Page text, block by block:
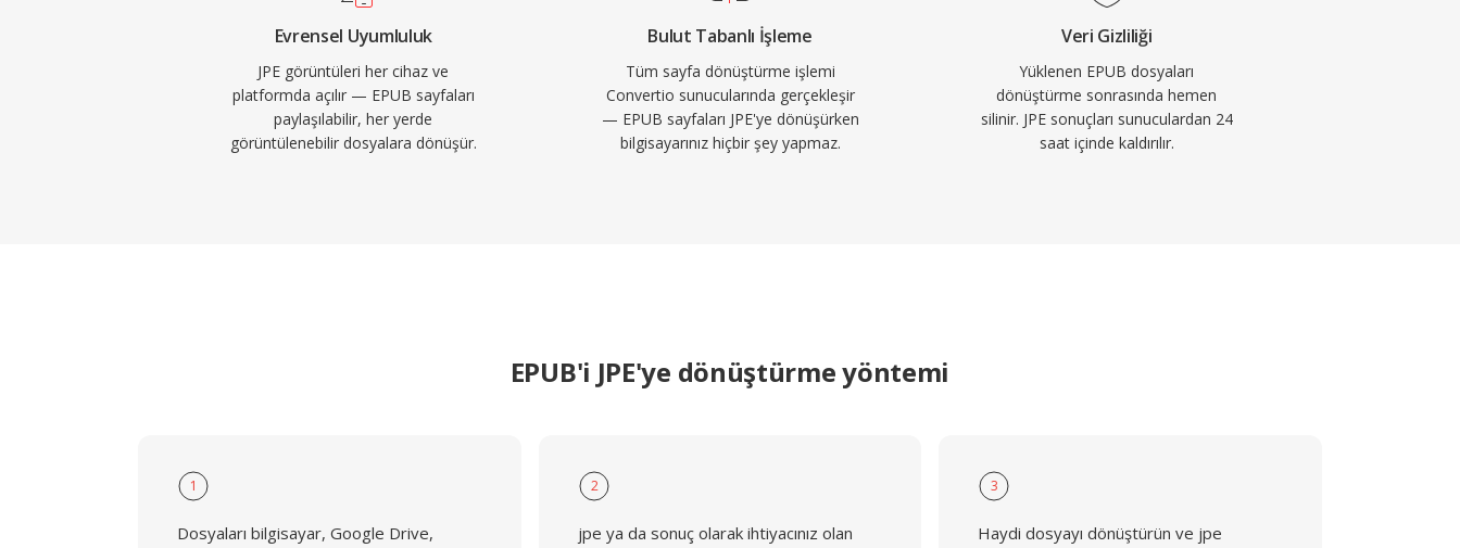
Evrensel Uyumluluk
JPE görüntüleri her cihaz ve
platformda açılır — EPUB sayfaları
paylaşılabilir, her yerde
görüntülenebilir dosyalara dönüşür.
Bulut Tabanlı İşleme
Tüm sayfa dönüştürme işlemi
Convertio sunucularında gerçekleşir
— EPUB sayfaları JPE'ye dönüşürken
bilgisayarınız hiçbir şey yapmaz.
Veri Gizliliği
Yüklenen EPUB dosyaları
dönüştürme sonrasında hemen
silinir. JPE sonuçları sunuculardan 24
saat içinde kaldırılır.
EPUB'i JPE'ye dönüştürme yöntemi
1
Dosyaları bilgisayar, Google Drive,
2
jpe ya da sonuç olarak ihtiyacınız olan
3
Haydi dosyayı dönüştürün ve jpe